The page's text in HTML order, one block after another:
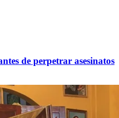
de perpetrar asesinatos